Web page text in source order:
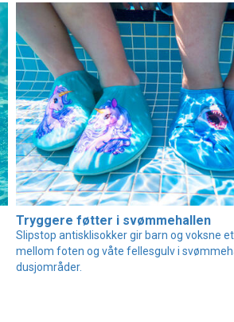
Tryggere føtter i svømmehallen
Slipstop antisklisokker gir barn og voksne
mellom foten og våte fellesgulv i
dusjområder.